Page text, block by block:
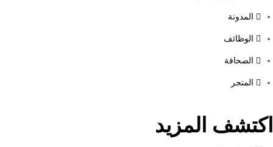
المدونة
الوظائف
الصحافة
المتجر
اكتشف المزيد